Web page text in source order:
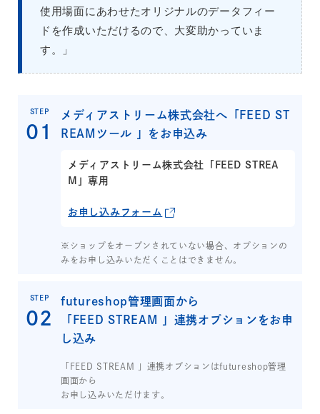
使用場面にあわせたオリジナルのデータフィー
ドを作成いただけるので、大変助かっていま
す。」
STEP
メディアストリーム株式会社へ「FEED ST
REAMツール 」をお申込み
メディアストリーム株式会社「FEED STREA
M」専用
お申し込みフォーム
※ショップをオープンされていない場合、オプションの
みをお申し込みいただくことはできません。
STEP
futureshop管理画面から
「FEED STREAM 」連携オプションをお申
し込み
「FEED STREAM 」連携オプションはfutureshop管理
画面から
お申し込みいただけます。